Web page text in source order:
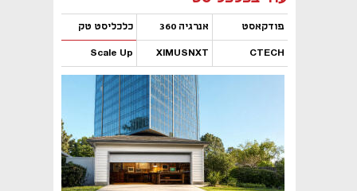
פודקאסט אנרגיה 360 כלכליסט טק
CTECH
XIMUSNXT
Scale Up
נפתח בכרטיסייה חדשה
נפתח בכרטיסייה חדשה